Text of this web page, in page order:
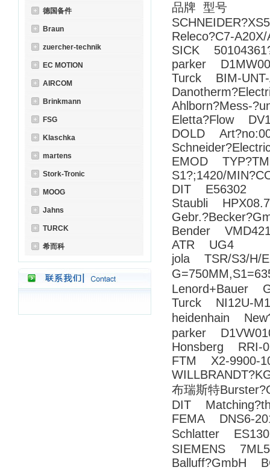
德国备件
Braun
zuercher-technik
EC MOTION
AIRCOM
Brinkmann
FSG
Klaschka
martens
Stork-Tronic
MOOG
Jahns
TURCK
希而科
品牌 型号
Releco?C7-
SICK
parker
Turck BIM-UNT-
Ahlborn?Mess-
Eletta?Flow
DOLD
EMOD
S1?;1420/
DIT E56302
Staubli
Bender
ATR UG4
jola TSR/S3/H/
Lenord+Bauer
Turck NI12U-
heidenhain
parker
Honsberg RRI-
FTM X2-9900-
布瑞斯特
DIT
FEMA DNS6-
Schlatter
SIEMENS
Balluff?GmbH